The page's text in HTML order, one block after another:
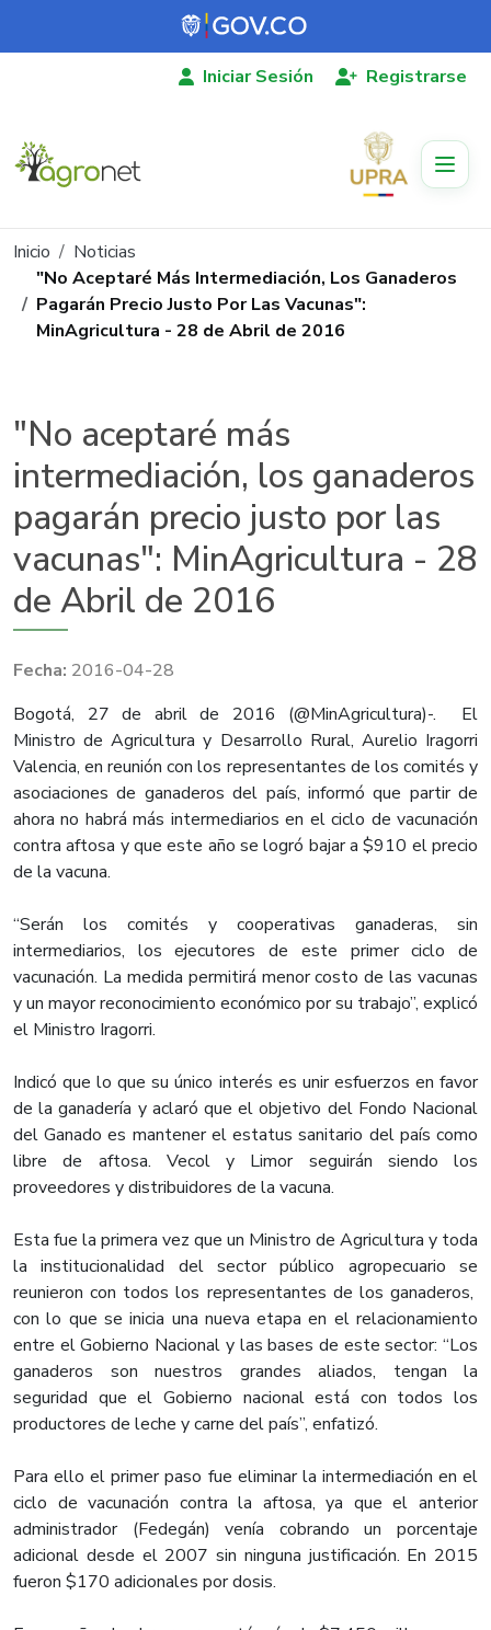
Pasar al contenido principal
Iniciar Sesión Registrarse
Ruta de navegación
Inicio
Noticias
"No Aceptaré Más Intermediación, Los Ganaderos
Pagarán Precio Justo Por Las Vacunas":
MinAgricultura - 28 de Abril de 2016
"No aceptaré más
intermediación, los ganaderos
pagarán precio justo por las
vacunas": MinAgricultura - 28
de Abril de 2016
2016-04-28
​​​Bogotá, 27 de abril de 2016 (@MinAgricultura)-. El
Ministro de Agricultura y Desarrollo Rural, Aurelio Iragorri
Valencia, en reunión con los representantes de los comités y
asociaciones de ganaderos del país, informó que partir de
ahora no habrá más intermediarios en el ciclo de vacunación
contra aftosa y que este año se logró bajar a $910 el precio
de la vacuna.
“Serán los comités y cooperativas ganaderas, sin
intermediarios, los ejecutores de este primer ciclo de
vacunación. La medida permitirá menor costo de las vacunas
y un mayor reconocimiento económico por su trabajo”, explicó
el Ministro Iragorri.
Indicó que lo que su único interés es unir esfuerzos en favor
de la ganadería y aclaró que el objetivo del Fondo Nacional
del Ganado es mantener el estatus sanitario del país como
libre de aftosa. Vecol y Limor seguirán siendo los
proveedores y distribuidores de la vacuna.
Esta fue la primera vez que un Ministro de Agricultura y toda
la institucionalidad del sector público agropecuario se
reunieron con todos los representantes de los ganaderos,
con lo que se inicia una nueva etapa en el relacionamiento
entre el Gobierno Nacional y las bases de este sector: “Los
ganaderos son nuestros grandes aliados, tengan la
seguridad que el Gobierno nacional está con todos los
productores de leche y carne del país”, enfatizó.
Para ello el primer paso fue eliminar la intermediación en el
ciclo de vacunación contra la aftosa, ya que el anterior
administrador (Fedegán) venía cobrando un porcentaje
adicional desde el 2007 sin ninguna justificación. En 2015
fueron $170 adicionales por dosis.